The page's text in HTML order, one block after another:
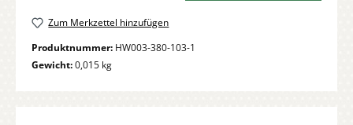
Zum Merkzettel hinzufügen
Produktnummer: HW003-380-103-1
Gewicht:0,015 kg